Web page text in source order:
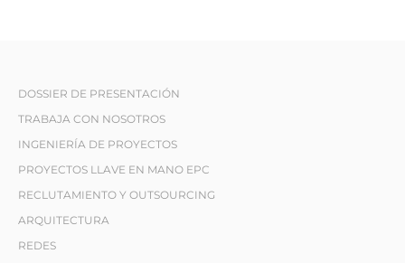
DOSSIER DE PRESENTACIÓN
TRABAJA CON NOSOTROS
INGENIERÍA DE PROYECTOS
PROYECTOS LLAVE EN MANO EPC
RECLUTAMIENTO Y OUTSOURCING
ARQUITECTURA
REDES